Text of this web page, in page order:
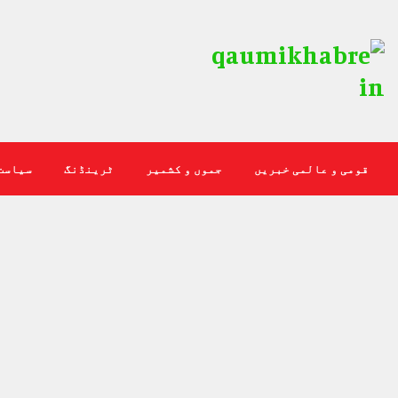
ٹرینڈنگ جموں و کشمیر قومی و عالمی خبریں